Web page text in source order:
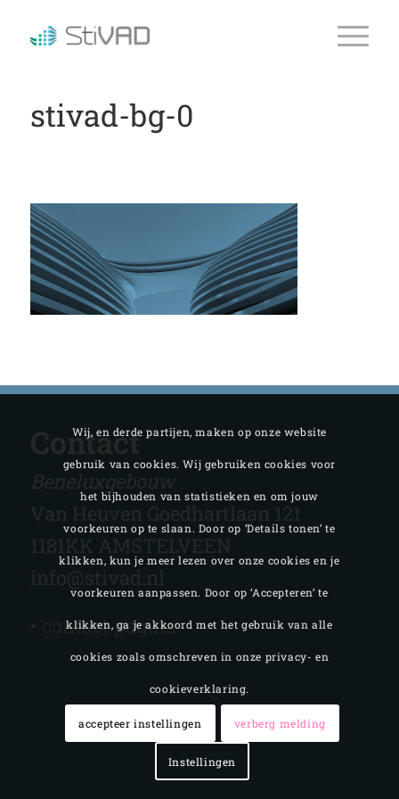
stivad-bg-0
Contact
Beneluxgebouw
Van Heuven Goedhartlaan 121
1181KK AMSTELVEEN
info@stivad.nl
‣
contact pagina
Wij, en derde partijen, maken op onze website
gebruik van cookies. Wij gebruiken cookies voor
het bijhouden van statistieken en om jouw
voorkeuren op te slaan. Door op ‘Details tonen’ te
klikken, kun je meer lezen over onze cookies en je
voorkeuren aanpassen. Door op ‘Accepteren’ te
klikken, ga je akkoord met het gebruik van alle
cookies zoals omschreven in onze privacy- en
cookieverklaring.
accepteer instellingen verberg melding
Instellingen